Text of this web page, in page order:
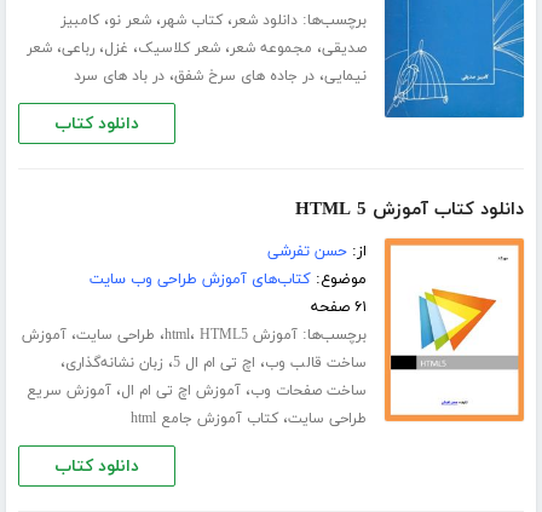
برچسب‌ها:دانلود شعر،کتاب شهر،شعر نو،کامبیز
صدیقی، مجموعه شعر،شعر کلاسیک، غزل،رباعی،شعر
نیمایی،در جاده های سرخ شفق،در باد های سرد
دانلود کتاب
دانلود کتاب آموزش HTML 5
از:حسن تفرشی
موضوع:کتاب‌های آموزش طراحی وب سایت
۶۱ صفحه
برچسب‌ها:آموزش html ، HTML5 ، طراحی سایت،آموزش
ساخت قالب وب، اچ تی ام ال 5 ، زبان نشانه‌گذاری،
ساخت صفحات وب،آموزش اچ تی ام ال،آموزش سریع
طراحی سایت،کتاب آموزش جامع html
دانلود کتاب